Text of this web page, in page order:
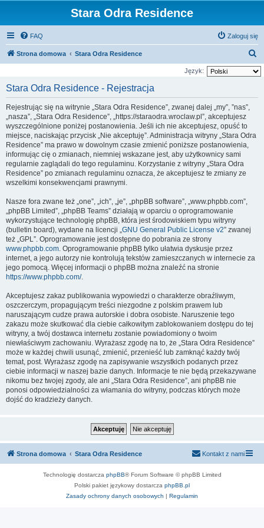
Stara Odra Residence
FAQ Zaloguj się
Strona domowa Stara Odra Residence
z
Język:
Stara Odra Residence - Rejestracja
Rejestrując się na witrynie „Stara Odra Residence”, zwanej dalej „my”, ”nas”,
„nasza”, „Stara Odra Residence”, „https://staraodra.wroclaw.pl”, akceptujesz
wyszczególnione poniżej postanowienia. Jeśli ich nie akceptujesz, opuść to
miejsce, naciskając przycisk „Nie akceptuję”. Administracja witryny „Stara Odra
Residence” ma prawo w dowolnym czasie zmienić poniższe postanowienia,
informując cię o zmianach, niemniej wskazane jest, aby użytkownicy sami
regularnie zaglądali do tego regulaminu. Korzystanie z witryny „Stara Odra
Residence” po zmianach regulaminu oznacza, że akceptujesz te zmiany ze
wszelkimi konsekwencjami prawnymi.
Nasze fora zwane też „one”, „ich”, „je”, „phpBB software”, „www.phpbb.com”,
„phpBB Limited”, „phpBB Teams” działają w oparciu o oprogramowanie
wykorzystujące technologię phpBB, która jest środowiskiem typu witryny
(bulletin board), wydane na licencji „GNU General Public License v2” zwanej
też „GPL”. Oprogramowanie jest dostępne do pobrania ze strony
www.phpbb.com. Oprogramowanie phpBB tylko ułatwia dyskusje przez
internet, a jego autorzy nie kontrolują tekstów zamieszczanych w internecie za
jego pomocą. Więcej informacji o phpBB można znaleźć na stronie
https://www.phpbb.com/.
Akceptujesz zakaz publikowania wypowiedzi o charakterze obraźliwym,
oszczerczym, propagującym treści niezgodne z polskim prawem lub
naruszającym cudze prawa autorskie i dobra osobiste. Naruszenie tego
zakazu może skutkować dla ciebie całkowitym zablokowaniem dostępu do tej
witryny, a twój dostawca internetu zostanie powiadomiony o twoim
niewłaściwym zachowaniu. Wyrażasz zgodę na to, że „Stara Odra Residence”
może w każdej chwili usunąć, zmienić, przenieść lub zamknąć każdy twój
temat, post. Wyrażasz zgodę na zapisywanie wszystkich podanych przez
ciebie informacji w naszej bazie danych. Informacje te nie będą przekazywane
nikomu bez twojej zgody, ale ani „Stara Odra Residence”, ani phpBB nie
ponosi odpowiedzialności za włamania do witryny, podczas których może
dojść do kradzieży danych.
Strona domowa Stara Odra Residence Kontakt z nami
Technologię dostarcza phpBB® Forum Software © phpBB Limited
Polski pakiet językowy dostarcza phpBB.pl
Zasady ochrony danych osobowych | Regulamin